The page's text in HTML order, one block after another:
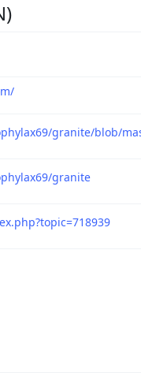
granite/blob/
granite